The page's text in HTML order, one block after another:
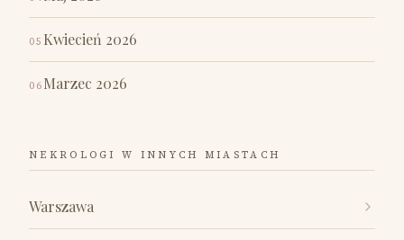
05 Kwiecień 2026
06 Marzec 2026
NEKROLOGI W INNYCH MIASTACH
Warszawa